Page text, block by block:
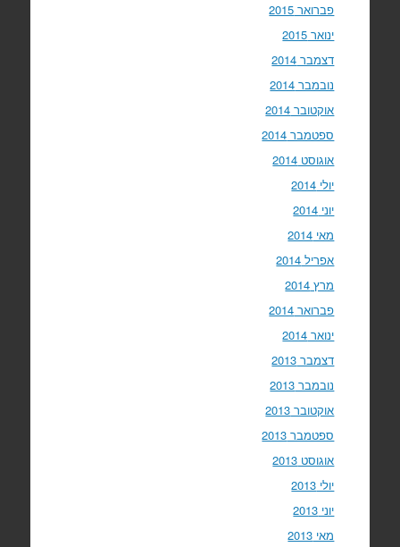
פברואר 2015
ינואר 2015
דצמבר 2014
נובמבר 2014
אוקטובר 2014
ספטמבר 2014
אוגוסט 2014
יולי 2014
יוני 2014
מאי 2014
אפריל 2014
מרץ 2014
פברואר 2014
ינואר 2014
דצמבר 2013
נובמבר 2013
אוקטובר 2013
ספטמבר 2013
אוגוסט 2013
יולי 2013
יוני 2013
מאי 2013